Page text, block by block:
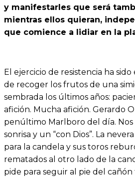
y manifestarles que será
mientras ellos quieran,
que comience a lidiar en la
El ejercicio de resistencia ha
de recoger los frutos de una
sembrada los últimos años:
afición. Mucha afición. Gerardo
penúltimo Marlboro del día.
sonrisa y un “con Dios”. La
para la candela y sus toros
rematados al otro lado de la
pide para seguir al pie del cañón